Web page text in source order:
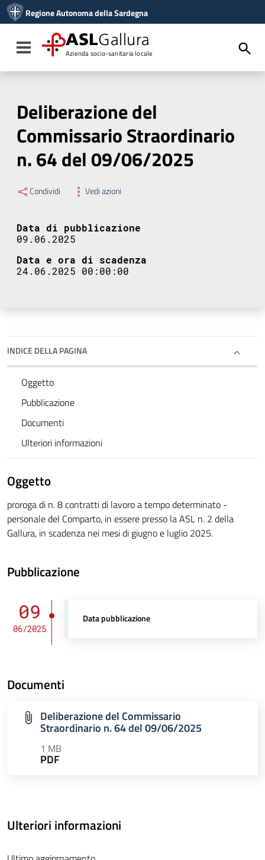
Vai al menu di navigazione
Vai al footer
Regione Autonoma della Sardegna
Toggle navigation
ASLGallura
Azienda socio-sanitaria locale
Deliberazione del
Commissario Straordinario
n. 64 del 09/06/2025
Condividi Vedi azioni
Data di pubblicazione
09.06.2025
Data e ora di scadenza
24.06.2025 00:00:00
INDICE DELLA PAGINA
Oggetto
Pubblicazione
Documenti
Ulteriori informazioni
Oggetto
proroga di n. 8 contratti di lavoro a tempo determinato -
personale del Comparto, in essere presso la ASL n. 2 della
Gallura, in scadenza nei mesi di giugno e luglio 2025.
Pubblicazione
09
06/2025
Data pubblicazione
Documenti
Deliberazione del Commissario
Straordinario n. 64 del 09/06/2025
1 MB
PDF
Ulteriori informazioni